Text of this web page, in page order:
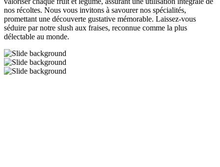
nos récoltes. Nous vous invitons à savourer nos spécialités,
promettant une découverte gustative mémorable. Laissez-vous
séduire par notre slush aux fraises, reconnue comme la plus
délectable au monde.